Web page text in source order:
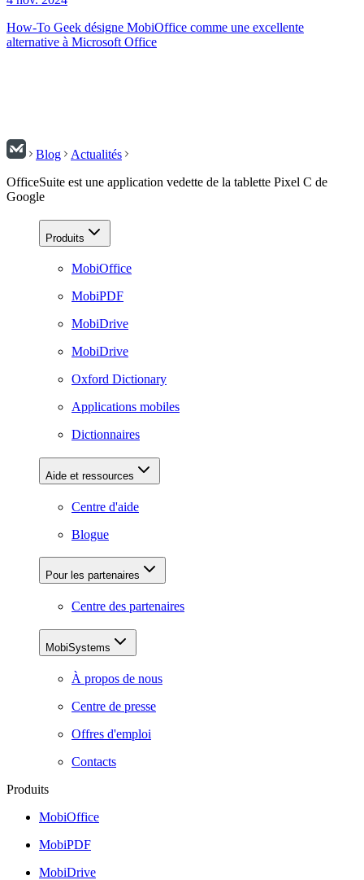
How-To Geek désigne MobiOffice comme une excellente
alternative à Microsoft Office
Blog
Actualités
OfficeSuite est une application vedette de la tablette Pixel C de
Google
Produits
MobiOffice
MobiPDF
MobiDrive
MobiDrive
Oxford Dictionary
Applications mobiles
Dictionnaires
Aide et ressources
Centre d'aide
Blogue
Pour les partenaires
Centre des partenaires
MobiSystems
À propos de nous
Centre de presse
Offres d'emploi
Contacts
Produits
MobiOffice
MobiPDF
MobiDrive